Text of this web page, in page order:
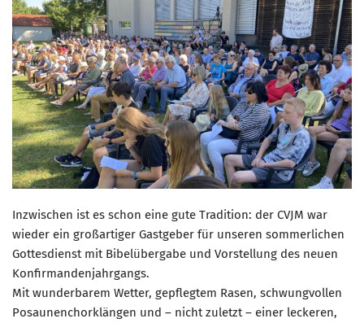
Inzwischen ist es schon eine gute Tradition: der CVJM war
wieder ein großartiger Gastgeber für unseren sommerlichen
Gottesdienst mit Bibelübergabe und Vorstellung des neuen
Konfirmandenjahrgangs.
Mit wunderbarem Wetter, gepflegtem Rasen, schwungvollen
Posaunenchorklängen und – nicht zuletzt – einer leckeren,